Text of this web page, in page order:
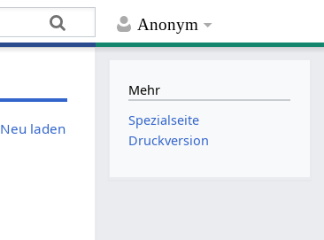
Anonym
Neu laden
Mehr
Spezialseite
Druckversion